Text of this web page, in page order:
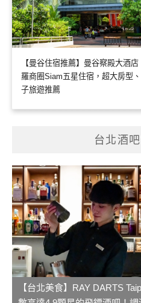
【曼谷住宿推薦】曼谷察殿大酒
羅商圈Siam五星住宿，超大房型
子旅遊推薦
台北酒
【台北美食】RAY DARTS